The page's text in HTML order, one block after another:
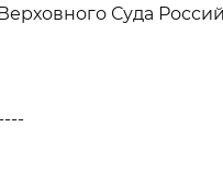
Суда